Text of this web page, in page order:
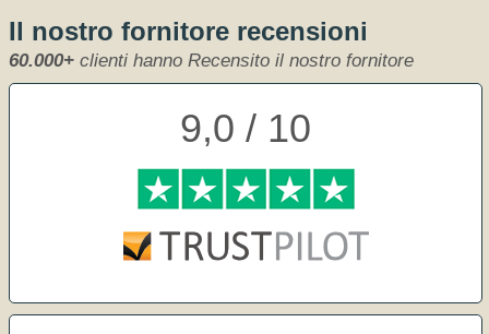
Il nostro fornitore recensioni
60.000+ clienti hanno Recensito il nostro fornitore
9,0 / 10